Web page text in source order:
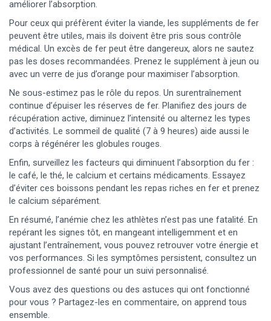
améliorer l’absorption.
Pour ceux qui préfèrent éviter la viande, les suppléments de fer
peuvent être utiles, mais ils doivent être pris sous contrôle
médical. Un excès de fer peut être dangereux, alors ne sautez
pas les doses recommandées. Prenez le supplément à jeun ou
avec un verre de jus d’orange pour maximiser l’absorption.
Ne sous-estimez pas le rôle du repos. Un surentraînement
continue d’épuiser les réserves de fer. Planifiez des jours de
récupération active, diminuez l’intensité ou alternez les types
d’activités. Le sommeil de qualité (7 à 9 heures) aide aussi le
corps à régénérer les globules rouges.
Enfin, surveillez les facteurs qui diminuent l’absorption du fer :
le café, le thé, le calcium et certains médicaments. Essayez
d’éviter ces boissons pendant les repas riches en fer et prenez
le calcium séparément.
En résumé, l’anémie chez les athlètes n’est pas une fatalité. En
repérant les signes tôt, en mangeant intelligemment et en
ajustant l’entraînement, vous pouvez retrouver votre énergie et
vos performances. Si les symptômes persistent, consultez un
professionnel de santé pour un suivi personnalisé.
Vous avez des questions ou des astuces qui ont fonctionné
pour vous ? Partagez-les en commentaire, on apprend tous
ensemble.